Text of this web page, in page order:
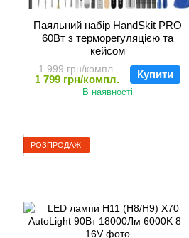
Паяльний набір HandSkit PRO
60Вт з терморегуляцією та
кейсом
1 999 грн/компл.
1 799 грн/компл. Купити
В наявності
РОЗПРОДАЖ